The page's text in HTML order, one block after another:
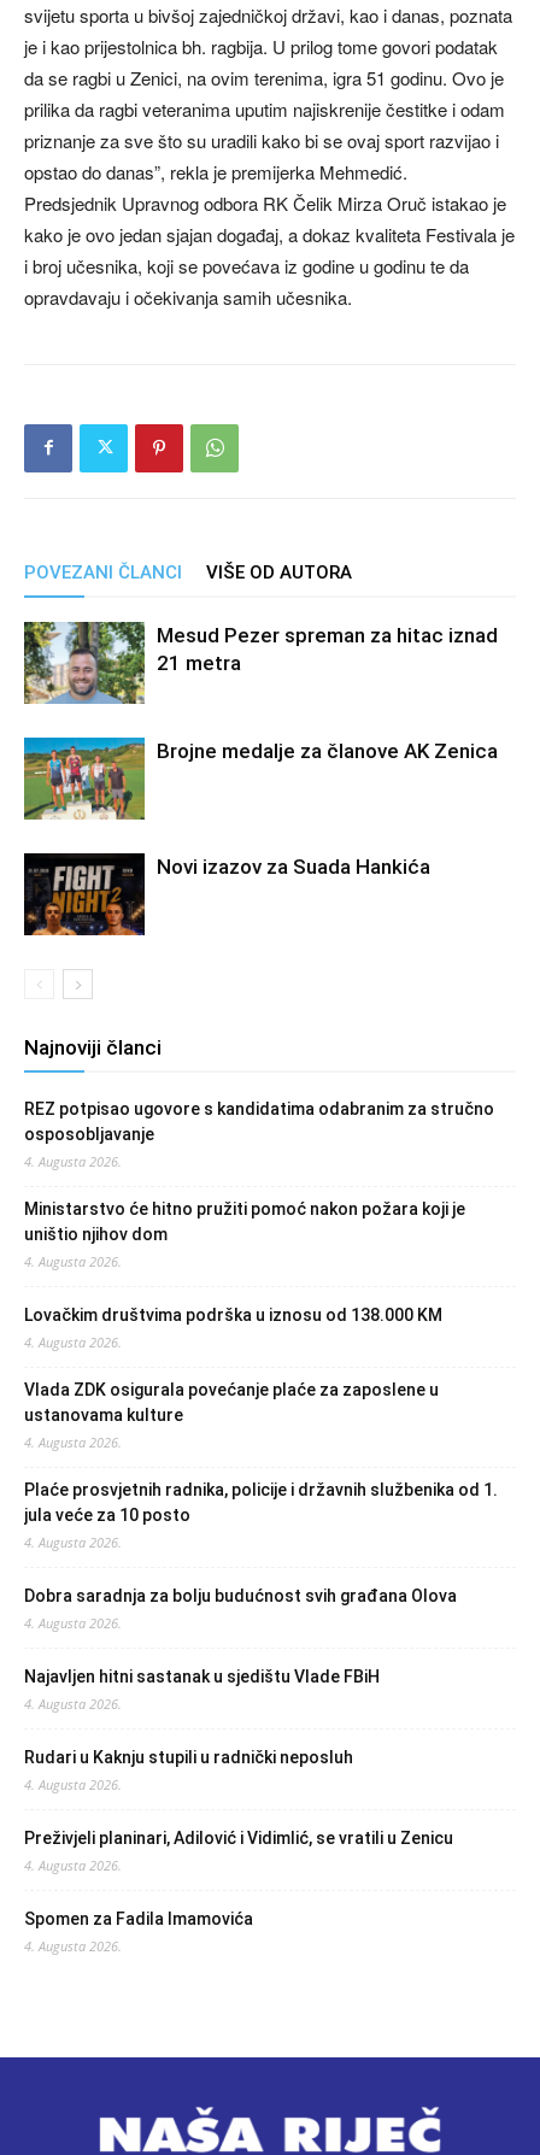
svijetu sporta u bivšoj zajedničkoj državi, kao i danas, poznata
je i kao prijestolnica bh. ragbija. U prilog tome govori podatak
da se ragbi u Zenici, na ovim terenima, igra 51 godinu. Ovo je
prilika da ragbi veteranima uputim najiskrenije čestitke i odam
priznanje za sve što su uradili kako bi se ovaj sport razvijao i
opstao do danas”, rekla je premijerka Mehmedić.
Predsjednik Upravnog odbora RK Čelik Mirza Oruč istakao je
kako je ovo jedan sjajan događaj, a dokaz kvaliteta Festivala je
i broj učesnika, koji se povećava iz godine u godinu te da
opravdavaju i očekivanja samih učesnika.
POVEZANI ČLANCI VIŠE OD AUTORA
Mesud Pezer spreman za hitac iznad
21 metra
Brojne medalje za članove AK Zenica
Novi izazov za Suada Hankića
Najnoviji članci
REZ potpisao ugovore s kandidatima odabranim za stručno
osposobljavanje
4. Augusta 2026.
Ministarstvo će hitno pružiti pomoć nakon požara koji je
uništio njihov dom
4. Augusta 2026.
Lovačkim društvima podrška u iznosu od 138.000 KM
4. Augusta 2026.
Vlada ZDK osigurala povećanje plaće za zaposlene u
ustanovama kulture
4. Augusta 2026.
Plaće prosvjetnih radnika, policije i državnih službenika od 1.
jula veće za 10 posto
4. Augusta 2026.
Dobra saradnja za bolju budućnost svih građana Olova
4. Augusta 2026.
Najavljen hitni sastanak u sjedištu Vlade FBiH
4. Augusta 2026.
Rudari u Kaknju stupili u radnički neposluh
4. Augusta 2026.
Preživjeli planinari, Adilović i Vidimlić, se vratili u Zenicu
4. Augusta 2026.
Spomen za Fadila Imamovića
4. Augusta 2026.